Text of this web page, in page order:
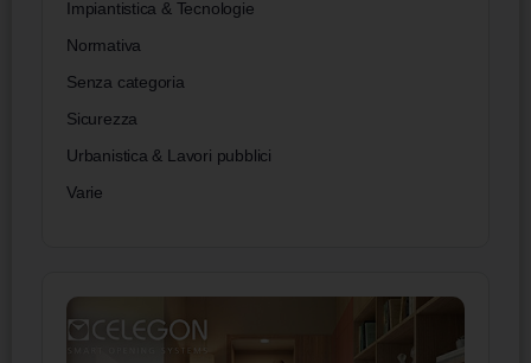
Impiantistica & Tecnologie
Normativa
Senza categoria
Sicurezza
Urbanistica & Lavori pubblici
Varie